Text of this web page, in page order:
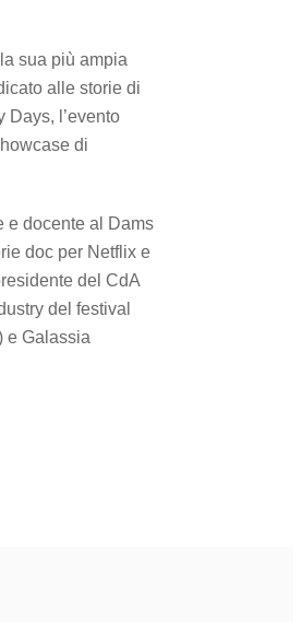
sua più ampia
alle storie di
l’evento
di
e docente al Dams
doc per Netflix e
del CdA
del festival
e Galassia